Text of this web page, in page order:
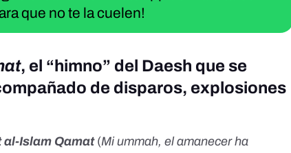
que no te la cuelen!
, el “himno” del Daesh que se
de disparos, explosiones
al-Islam Qamat(Mi ummah, el amanecer ha